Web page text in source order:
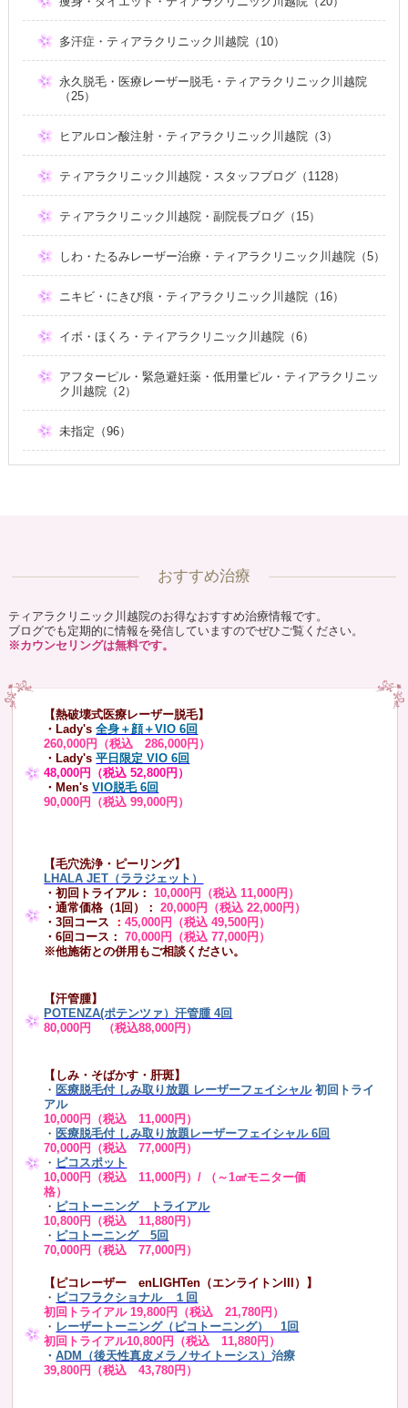
多汗症・ティアラクリニック川越院（10）
永久脱毛・医療レーザー脱毛・ティアラクリニック川越院
（25）
ヒアルロン酸注射・ティアラクリニック川越院（3）
ティアラクリニック川越院・スタッフブログ（1128）
ティアラクリニック川越院・副院長ブログ（15）
しわ・たるみレーザー治療・ティアラクリニック川越院（5）
ニキビ・にきび痕・ティアラクリニック川越院（16）
イボ・ほくろ・ティアラクリニック川越院（6）
アフターピル・緊急避妊薬・低用量ピル・ティアラクリニッ
ク川越院（2）
未指定（96）
おすすめ治療
ティアラクリニック川越院のお得なおすすめ治療情報です。
ブログでも定期的に情報を発信していますのでぜひご覧ください。
※カウンセリングは無料です。
【熱破壊式医療レーザー脱毛】
・Lady's 全身＋顔＋VIO 6回
260,000円（税込 286,000円）
・Lady's平日限定 VIO 6回
48,000円（税込 52,800円）
・Men's VIO脱毛 6回
90,000円（税込 99,000円）
【毛穴洗浄・ピーリング】
LHALA JET（ララジェット）
・初回トライアル：10,000円（税込 11,000円）
・通常価格（1回）：
20,000円（税込 22,000円）
・3回コース ：45,000円（税込 49,500円）
・6回コース：
70,000円（税込 77,000円）
※他施術との併用もご相談ください。
【汗管腫】
POTENZA(ポテンツァ）汗管腫 4回
80,000円 （税込88,000円）
【しみ・そばかす・肝斑】
・ 医療脱毛付 しみ取り放題 レーザーフェイシャル 初回トライ
アル
10,000円（税込 11,000円）
・ 医療脱毛付 しみ取り放題レーザーフェイシャル 6回
70,000円（税込 77,000円）
・ ピコスポット
10,000円（税込 11,000円）/ （～1㎠モニター価
格）
・ ピコトーニング トライアル
10,800円（税込 11,880円）
・ ピコトーニング 5回
70,000円（税込 77,000円）
【ピコレーザー enLIGHTen（エンライトンIII）】
・ ピコフラクショナル １回
初回トライアル 19,800円（税込 21,780円）
・ レーザートーニング（ピコトーニング） 1回
初回トライアル10,800円（税込 11,880円）
・ADM（後天性真皮メラノサイトーシス）治療
39,800円（税込 43,780円）